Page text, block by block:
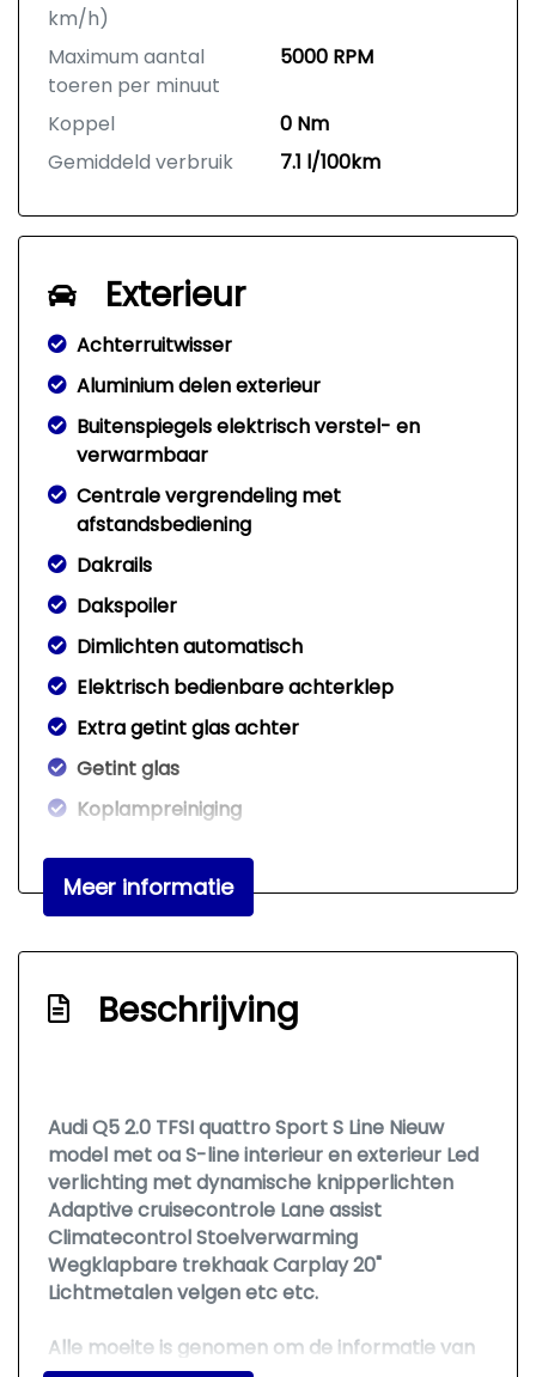
km/h)
Maximum aantal
toeren per minuut
5000 RPM
Koppel
0 Nm
Gemiddeld verbruik
7.1 l/100km
Exterieur
Achterruitwisser
Aluminium delen exterieur
Buitenspiegels elektrisch verstel- en
verwarmbaar
Centrale vergrendeling met
afstandsbediening
Dakrails
Dakspoiler
Dimlichten automatisch
Elektrisch bedienbare achterklep
Extra getint glas achter
Getint glas
Koplampreiniging
Led dagrijverlichting
Metaalkleur
Ruitensproeiers/wisserbladen
verwarmbaar
Sportonderstel
Trekhaak met afneembare kogel
Warmtewerend glas
Interieur
Meer informatie
Beschrijving
Audi Q5 2.0 TFSI quattro Sport S Line Nieuw
model met oa S-line interieur en exterieur Led
verlichting met dynamische knipperlichten
Adaptive cruisecontrole Lane assist
Climatecontrol Stoelverwarming
Wegklapbare trekhaak Carplay 20"
Lichtmetalen velgen etc etc.
Alle moeite is genomen om de informatie van